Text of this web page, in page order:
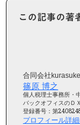
この記事の著
合同会社
篠原 博之
個人税理士事務所・
バックオフィスのＤ
登録番号：第
プロフィール詳